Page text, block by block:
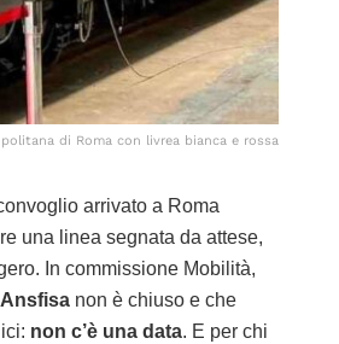
di Roma con livrea bianca e rossa
arrivato a Roma
una linea segnata da attese,
In commissione Mobilità,
Ansfisa non è chiuso e che
non c’è una data. E per chi